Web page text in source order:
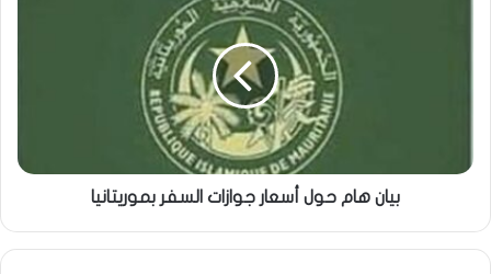
بيان هام حول أسعار جوازات السفر بموريتانيا